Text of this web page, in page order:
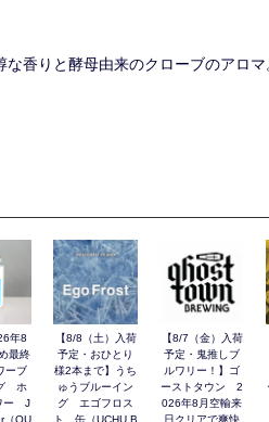
香りと酵母由来のクローブのアロ
年8
最終
ーブ
ホ
ー J
【8/8（土）入荷
予定・おひとり
様2本まで】うち
ゅうブルーイン
グ エゴフロス
【8/7（金）入荷
予定・鬼推しブ
ルワリー！】ゴ
ーストタウン 2
026年8月空輸来